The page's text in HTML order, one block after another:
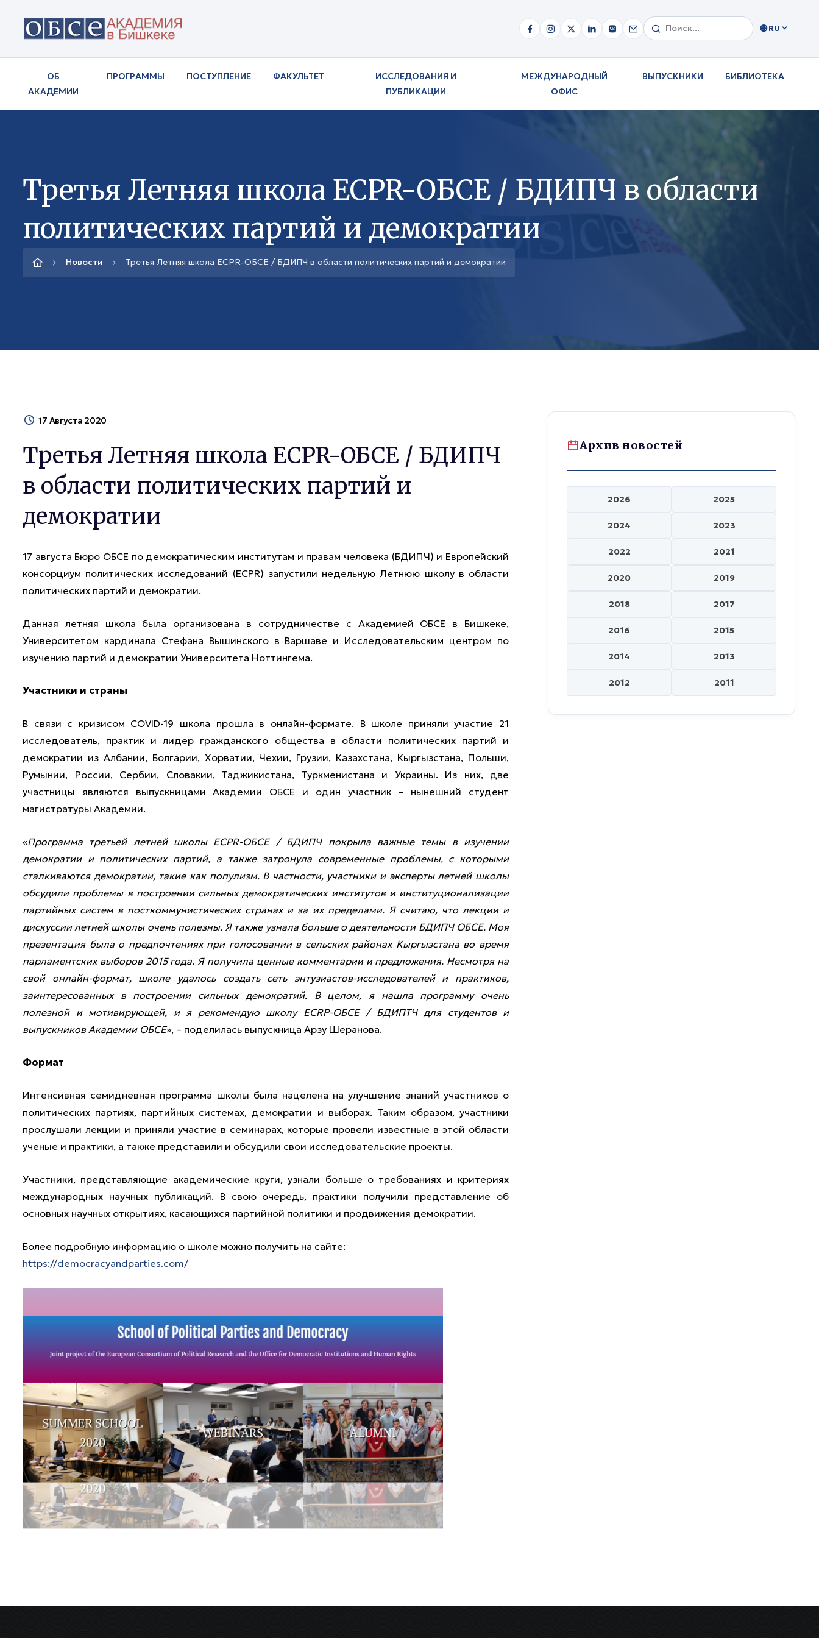
RU
ОБ
АКАДЕМИИ
ПРОГРАММЫ ПОСТУПЛЕНИЕ ФАКУЛЬТЕТ
ИССЛЕДОВАНИЯ И
ПУБЛИКАЦИИ
МЕЖДУНАРОДНЫЙ
ОФИС
ВЫПУСКНИКИ БИБЛИОТЕКА
Третья Летняя школа ECPR-ОБСЕ / БДИПЧ в области
политических партий и демократии
Новости Третья Летняя школа ECPR-ОБСЕ / БДИПЧ в области политических партий и демократии
17 Августа 2020
Третья Летняя школа ECPR-ОБСЕ / БДИПЧ
в области политических партий и
демократии
17 августа Бюро ОБСЕ по демократическим институтам и правам человека (БДИПЧ) и Европейский
консорциум политических исследований (ECPR) запустили недельную Летнюю школу в области
политических партий и демократии.
Данная летняя школа была организована в сотрудничестве с Академией ОБСЕ в Бишкеке,
Университетом кардинала Стефана Вышинского в Варшаве и Исследовательским центром по
изучению партий и демократии Университета Ноттингема.
Участники и страны
В связи с кризисом COVID-19 школа прошла в онлайн-формате. В школе приняли участие 21
исследователь, практик и лидер гражданского общества в области политических партий и
демократии из Албании, Болгарии, Хорватии, Чехии, Грузии, Казахстана, Кыргызстана, Польши,
Румынии, России, Сербии, Словакии, Таджикистана, Туркменистана и Украины. Из них, две
участницы являются выпускницами Академии ОБСЕ и один участник – нынешний студент
магистратуры Академии.
«Программа третьей летней школы ECPR-ОБСЕ / БДИПЧ покрыла важные темы в изучении
демократии и политических партий, а также затронула современные проблемы, с которыми
сталкиваются демократии, такие как популизм. В частности, участники и эксперты летней школы
обсудили проблемы в построении сильных демократических институтов и институционализации
партийных систем в посткоммунистических странах и за их пределами. Я считаю, что лекции и
дискуссии летней школы очень полезны. Я также узнала больше о деятельности БДИПЧ ОБСЕ. Моя
презентация была о предпочтениях при голосовании в сельских районах Кыргызстана во время
парламентских выборов 2015 года. Я получила ценные комментарии и предложения. Несмотря на
свой онлайн-формат, школе удалось создать сеть энтузиастов-исследователей и практиков,
заинтересованных в построении сильных демократий. В целом, я нашла программу очень
полезной и мотивирующей, и я рекомендую школу ECRP-ОБСЕ / БДИПТЧ для студентов и
выпускников Академии ОБСЕ», – поделилась выпускница Арзу Шеранова.
Формат
Интенсивная семидневная программа школы была нацелена на улучшение знаний участников о
политических партиях, партийных системах, демократии и выборах. Таким образом, участники
прослушали лекции и приняли участие в семинарах, которые провели известные в этой области
ученые и практики, а также представили и обсудили свои исследовательские проекты.
Участники, представляющие академические круги, узнали больше о требованиях и критериях
международных научных публикаций. В свою очередь, практики получили представление об
основных научных открытиях, касающихся партийной политики и продвижения демократии.
Более подробную информацию о школе можно получить на сайте:
https://democracyandparties.com/
Архив новостей
2026 2025
2024 2023
2022 2021
2020 2019
2018 2017
2016 2015
2014 2013
2012 2011